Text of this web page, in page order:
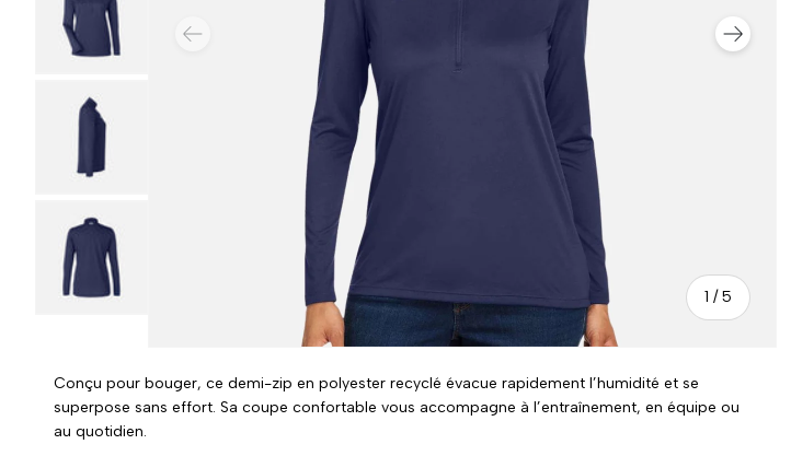
PRÉCÉDENT
1 /de
5
SUIVANT
Charger l’image 3 dans la vue de galerie
Charger l’image 4 dans la vue de galerie
Charger l’image 5 dans la vue de galerie
Conçu pour bouger, ce demi-zip en polyester recyclé évacue rapidement l’humidité et se
superpose sans effort. Sa coupe confortable vous accompagne à l’entraînement, en équipe ou
au quotidien.